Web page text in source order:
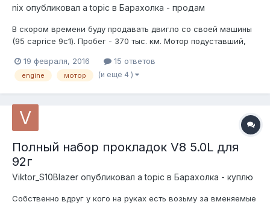
nix опубликовал a topic в Барахолка - продам
В скором времени буду продавать двигло со своей машины
(95 caprice 9c1). Пробег - 370 тыс. км. Мотор подуставший,
При этом используется на каждодневнем автомобиле.
Всегда стартует и везет куда нужно. Таскает каприс с парой
19 февраля, 2016 15 ответов
engine мотор (и ещё 4 )
Полный набор прокладок V8 5.0L для
92г
Viktor_S10Blazer опубликовал a topic в Барахолка - куплю
Собственно вдруг у кого на руках есть возьму за вменяемые